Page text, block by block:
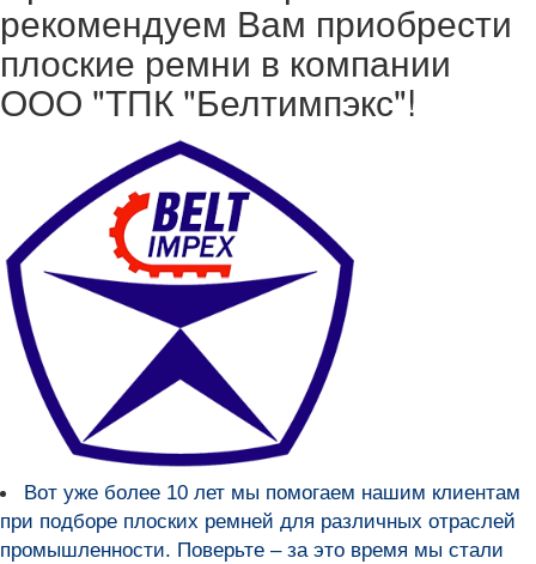
рекомендуем Вам приобрести
плоские ремни в компании
ООО "ТПК "Белтимпэкс"!
Вот уже более 10 лет мы помогаем нашим клиентам
при подборе плоских ремней для различных отраслей
промышленности. Поверьте – за это время мы стали